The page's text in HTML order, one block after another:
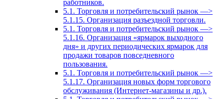
работников.
5.1. Торговля и потребительский рынок —>
5.1.15. Организация разъездной торговли.
5.1. Торговля и потребительский рынок —>
5.1.16. Организация «ярмарок выходного
дня» и других периодических ярмарок для
продажи товаров повседневного
пользования.
5.1. Торговля и потребительский рынок —>
5.1.17. Организация новых форм торгового
обслуживания (Интернет-магазины и др.).